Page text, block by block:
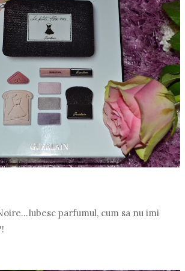
parfumul, cum sa nu imi